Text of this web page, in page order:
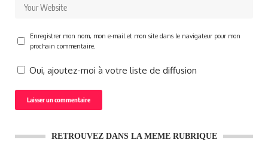
Enregistrer mon nom, mon e-mail et mon site dans le navigateur pour mon
prochain commentaire.
Oui, ajoutez-moi à votre liste de diffusion
RETROUVEZ DANS LA MEME RUBRIQUE